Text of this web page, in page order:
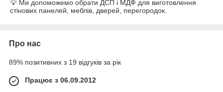
💡 Ми допоможемо обрати ДСП і МДФ для виготовлення
стінових панелей, меблів, дверей, перегородок.
Про нас
89% позитивних з 19 відгуків за рік
Працює з 06.09.2012